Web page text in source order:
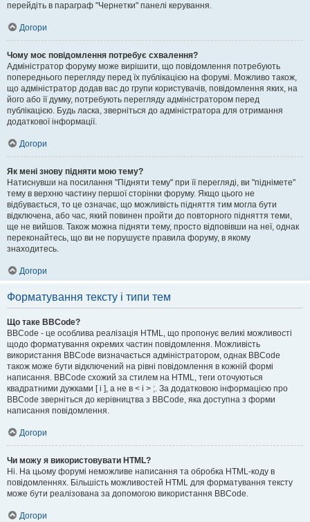
перейдіть в параграф "Чернетки" панелі керування.
Догори
Чому моє повідомлення потребує схвалення?
Адміністратор форуму може вирішити, що повідомлення потребують
попереднього перегляду перед їх публікацією на форумі. Можливо також,
що адміністратор додав вас до групи користувачів, повідомлення яких, на
його або її думку, потребують перегляду адміністратором перед
публікацією. Будь ласка, зверніться до адміністратора для отримання
додаткової інформації.
Догори
Як мені знову підняти мою тему?
Натиснувши на посилання "Підняти тему" при її перегляді, ви "піднімете"
тему в верхню частину першої сторінки форуму. Якщо цього не
відбувається, то це означає, що можливість підняття тим могла бути
відключена, або час, який повинен пройти до повторного підняття теми,
ще не вийшов. Також можна підняти тему, просто відповівши на неї, однак
переконайтесь, що ви не порушуєте правила форуму, в якому
знаходитесь.
Догори
Форматування тексту і типи тем
Що таке BBCode?
BBCode - це особлива реалізація HTML, що пропонує великі можливості
щодо форматування окремих частин повідомлення. Можливість
використання BBCode визначається адміністратором, однак BBCode
також може бути відключений на рівні повідомлення в кожній формі
написання. BBCode схожий за стилем на HTML, теги оточуються
квадратними дужками [ і ], а не в < і > ;. За додатковою інформацією про
BBCode зверніться до керівництва з BBCode, яка доступна з форми
написання повідомлення.
Догори
Чи можу я використовувати HTML?
Ні. На цьому форумі неможливе написання та обробка HTML-коду в
повідомленнях. Більшість можливостей HTML для форматування тексту
може бути реалізована за допомогою використання BBCode.
Догори